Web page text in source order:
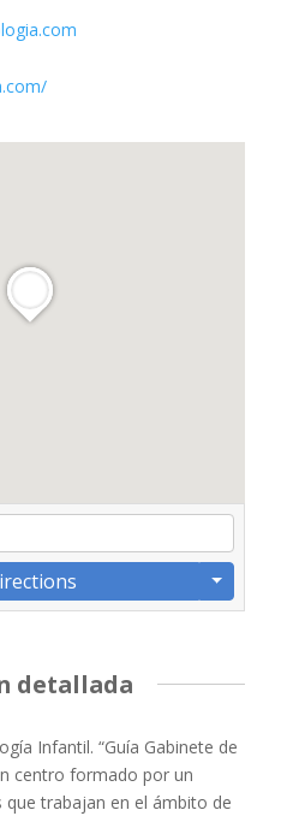
detallada
Infantil. “Guía Gabinete de
centro formado por un
trabajan en el ámbito de